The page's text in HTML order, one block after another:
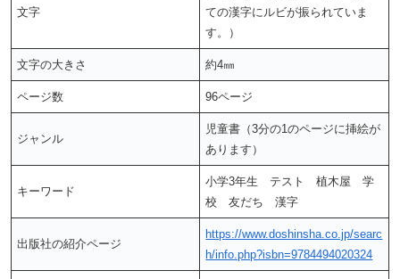
文字
ての漢字にルビが振られていま
す。）
文字の大きさ 約4㎜
ページ数 96ページ
ジャンル
児童書（3分の1のページに挿絵が
あります）
キーワード
小学3年生 テスト 植木屋 学
校 友だち 漢字
出版社の紹介ページ
https://www.doshinsha.co.jp/searc
h/info.php?isbn=9784494020324